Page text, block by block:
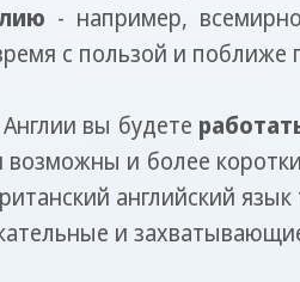
- например,
с пользой и
вы будете
и более
английский
и